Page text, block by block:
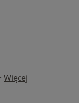
· Więcej